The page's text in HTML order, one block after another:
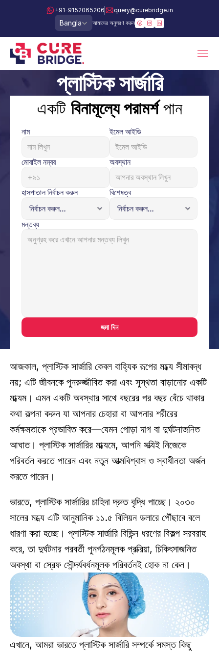
+91-9152065206 query@curebridge.in
Select Language
Bangla আমাদের অনুসরণ করুন
প্লাস্টিক সার্জারি
একটি বিনামূল্যে পরামর্শ পান
নাম ইমেল আইডি
মোবাইল নম্বর অবস্থান
হাসপাতাল নির্বাচন করুন বিশেষত্ব
মন্তব্য
জমা দিন
আজকাল, প্লাস্টিক সার্জারি কেবল বাহ্যিক রূপের মধ্যে সীমাবদ্ধ
নয়; এটি জীবনকে পুনরুজ্জীবিত করা এবং সুস্থতা বাড়ানোর একটি
মাধ্যম। এমন একটি অবস্থার সাথে বছরের পর বছর বেঁচে থাকার
কথা কল্পনা করুন যা আপনার চেহারা বা আপনার শরীরের
কর্মক্ষমতাকে প্রভাবিত করে—যেমন পোড়া দাগ বা দুর্ঘটনাজনিত
আঘাত। প্লাস্টিক সার্জারির মাধ্যমে, আপনি সত্যিই নিজেকে
পরিবর্তন করতে পারেন এবং নতুন আত্মবিশ্বাস ও স্বাধীনতা অর্জন
করতে পারেন।
ভারতে, প্লাস্টিক সার্জারির চাহিদা দ্রুত বৃদ্ধি পাচ্ছে। ২০৩০
সালের মধ্যে এটি আনুমানিক ১১.৫ বিলিয়ন ডলারে পৌঁছাবে বলে
ধারণা করা হচ্ছে। প্লাস্টিক সার্জারি বিভিন্ন ধরণের বিকল্প সরবরাহ
করে, তা দুর্ঘটনার পরবর্তী পুনর্গঠনমূলক প্রক্রিয়া, চিকিৎসাজনিত
অবস্থা বা স্রেফ সৌন্দর্যবর্ধনমূলক পরিবর্তনই হোক না কেন।
এখানে, আমরা ভারতে প্লাস্টিক সার্জারি সম্পর্কে সমস্ত কিছু